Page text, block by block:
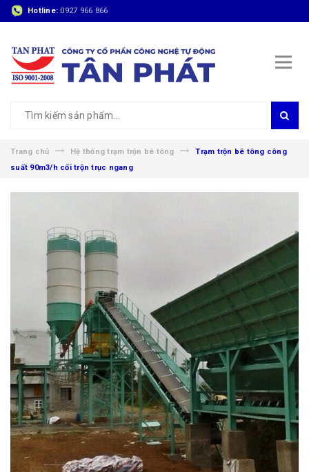
Hotline: 0927 966 866
Trang chủ Hệ thống trạm trộn bê tông
Trạm trộn bê tông công
suất 90m3/h cối trộn trục ngang